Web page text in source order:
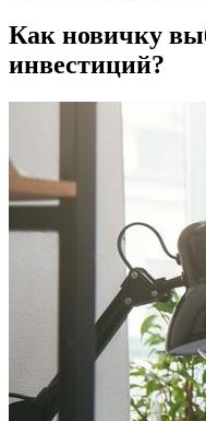
Как новичку
инвестиций?